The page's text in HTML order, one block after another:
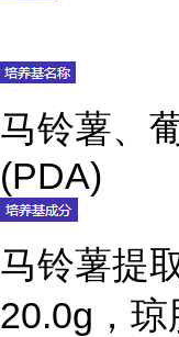
马铃薯、
(PDA)
马铃薯提
20.0g，琼